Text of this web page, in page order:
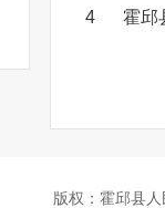
4 霍邱
版权：霍邱县